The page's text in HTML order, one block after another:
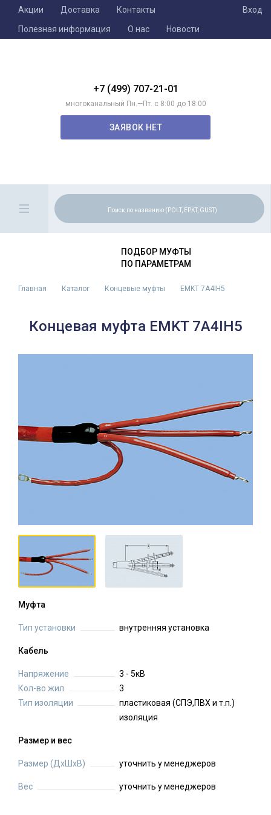
Акции Доставка
Контакты
Полезная информация
О нас Новости
Вход
+7 (499) 707-21-01
многоканальный Пн.—Пт. с 8:00 до 18:00
ЗАЯВОК НЕТ
ПОДБОР МУФТЫ
ПО ПАРАМЕТРАМ
Главная Каталог Концевые муфты EMKT 7A4IH5
Концевая муфта EMKT 7A4IH5
Муфта
Тип установки внутренняя установка
Кабель
Напряжение
3 - 5кВ
Кол-во жил
3
Тип изоляции
пластиковая (СПЭ,ПВХ и т.п.)
изоляция
Размер и вес
Размер (ДхШхВ) уточнить у менеджеров
Вес уточнить у менеджеров